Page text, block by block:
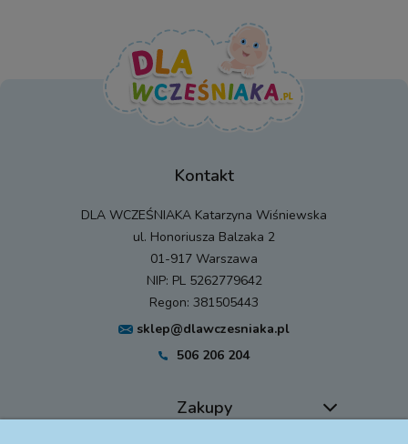
Kontakt
DLA WCZEŚNIAKA Katarzyna Wiśniewska
ul. Honoriusza Balzaka 2
01-917 Warszawa
NIP: PL 5262779642
Regon: 381505443
sklep@dlawczesniaka.pl
506 206 204
Zakupy